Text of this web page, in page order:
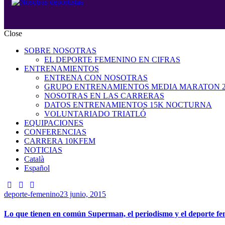
Close
SOBRE NOSOTRAS
EL DEPORTE FEMENINO EN CIFRAS
ENTRENAMIENTOS
ENTRENA CON NOSOTRAS
GRUPO ENTRENAMIENTOS MEDIA MARATON
NOSOTRAS EN LAS CARRERAS
DATOS ENTRENAMIENTOS 15K NOCTURNA
VOLUNTARIADO TRIATLÓ
EQUIPACIONES
CONFERENCIAS
CARRERA 10KFEM
NOTICIAS
Català
Español
deporte-femenino23 junio, 2015
Lo que tienen en común Superman, el periodismo y el deporte